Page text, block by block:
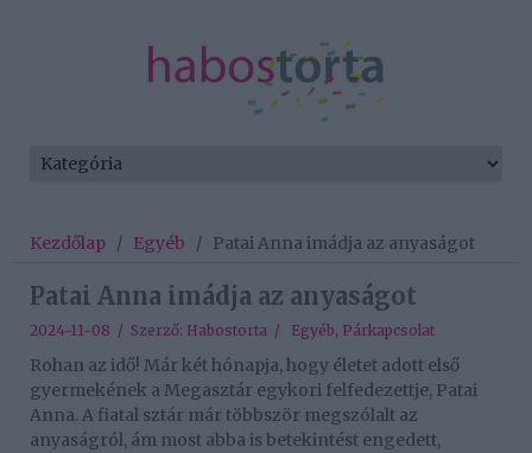
Kezdőlap / Egyéb / Patai Anna imádja az anyaságot
Patai Anna imádja az anyaságot
2024-11-08 / Szerző: Habostorta / Egyéb, Párkapcsolat
Rohan az idő! Már két hónapja, hogy életet adott első
gyermekének a Megasztár egykori felfedezettje, Patai
Anna. A fiatal sztár már többször megszólalt az
anyaságról, ám most abba is betekintést engedett,